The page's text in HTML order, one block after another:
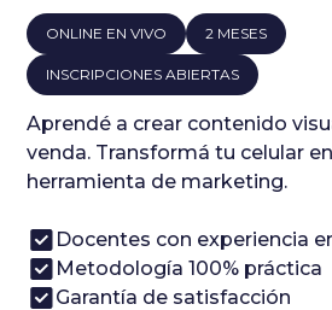
ONLINE EN VIVO 2 MESES
INSCRIPCIONES ABIERTAS
Aprendé a crear contenido
venda. Transformá tu celular
herramienta de marketing.
Docentes con experiencia
Metodología 100% práctica
Garantía de satisfacción